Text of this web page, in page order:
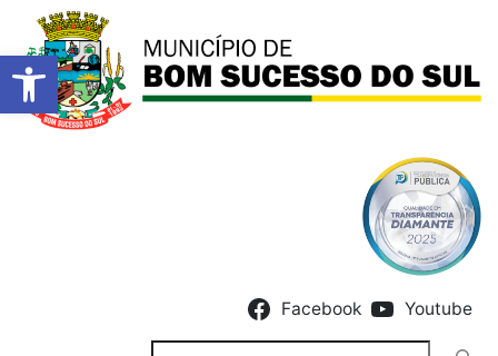
Barra de Ferramentas
Facebook Youtube